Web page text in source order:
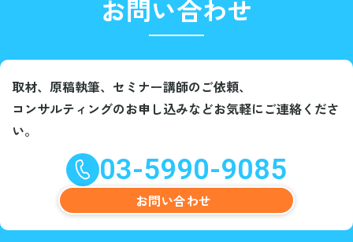
お問い合わせ
取材、原稿執筆、セミナー講師のご依頼、
コンサルティングのお申し込みなどお気軽にご連絡くださ
い。
03-5990-9085
お問い合わせ